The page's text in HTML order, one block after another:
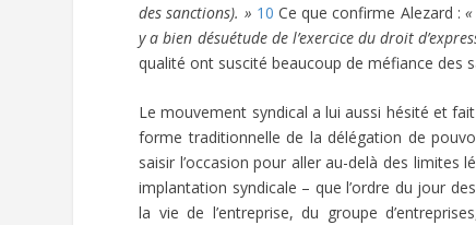
des sanctions). » 10 Ce que confirme Alezard :
y a bien désuétude de l’exercice du droit
qualité ont suscité beaucoup de méfiance des
Le mouvement syndical a lui aussi hésité et
forme traditionnelle de la délégation de
saisir l’occasion pour aller au-delà des
implantation syndicale – que l’ordre du jour
la vie de l’entreprise, du groupe